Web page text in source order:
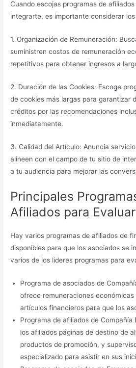
Cuando escojas programas de
integrarte, es importante considerar
1. Organización de Remuneración:
suministren costos de remuneración
repetitivos para obtener ingresos a
2. Duración de las Cookies: Escoge
de cookies más largas para garantizar
créditos por las recomendaciones
inmediatamente.
3. Calidad del Artículo: Anuncia
alineen con el campo de tu sitio de
a tu audiencia para mejorar las
Principales
Afiliados para Evaluar
Hay varios programas de afiliados de
disponibles para que los asociados se
varios de los lideres programas para
Programa de asociados de
ofrece remuneraciones
artículos financieros para que los
Programa de afiliados de Compañía
los afiliados páginas de destino de
productos de promoción, y
especializado para asistir en sus